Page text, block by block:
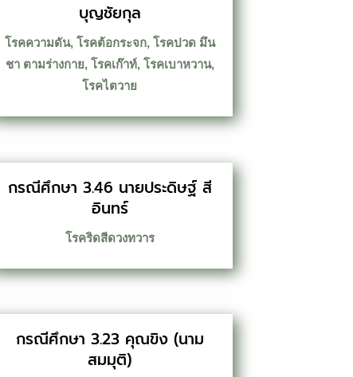
บุญชัยกุล
โรคความดัน, โรคต้อกระจก, โรคปวด มึน
ชา ตามร่างกาย, โรคเก๊าท์, โรคเบาหวาน,
โรคไตวาย
กรณีศึกษา 3.46 นายประดิษฐ์ สี
อินทร์
โรคริดสีดวงทวาร
กรณีศึกษา 3.23 คุณขิง (นาม
สมมุติ)